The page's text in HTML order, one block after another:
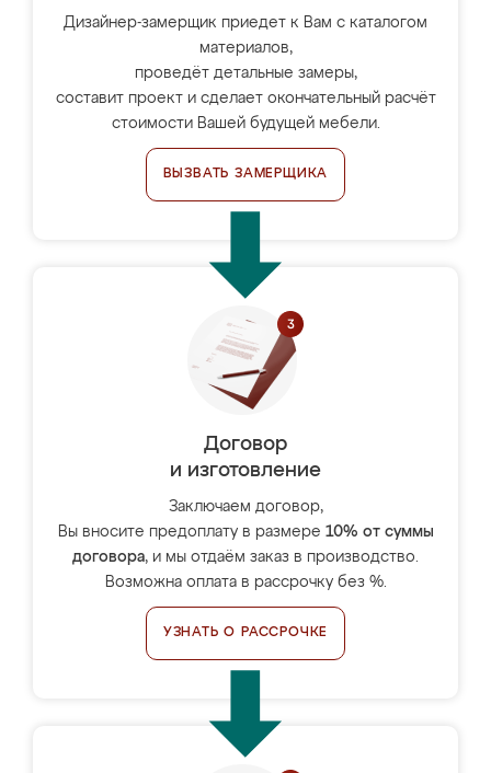
Дизайнер-замерщик приедет к Вам с каталогом
материалов,
проведёт детальные замеры,
составит проект и сделает окончательный расчёт
стоимости Вашей будущей мебели.
ВЫЗВАТЬ ЗАМЕРЩИКА
Договор
и изготовление
Заключаем договор,
Вы вносите предоплату в размере 10% от суммы
договора, и мы отдаём заказ в производство.
Возможна оплата в рассрочку без %.
УЗНАТЬ О РАССРОЧКЕ